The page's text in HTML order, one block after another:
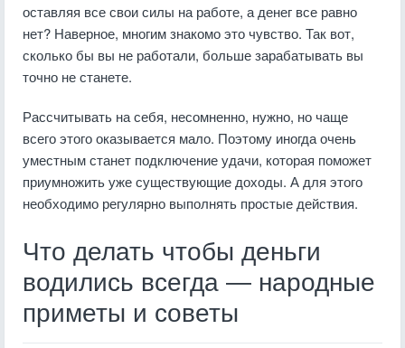
оставляя все свои силы на работе, а денег все равно
нет? Наверное, многим знакомо это чувство. Так вот,
сколько бы вы не работали, больше зарабатывать вы
точно не станете.
Рассчитывать на себя, несомненно, нужно, но чаще
всего этого оказывается мало. Поэтому иногда очень
уместным станет подключение удачи, которая поможет
приумножить уже существующие доходы. А для этого
необходимо регулярно выполнять простые действия.
Что делать чтобы деньги
водились всегда — народные
приметы и советы